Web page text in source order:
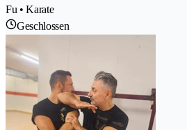
Fu • Karate
Geschlossen